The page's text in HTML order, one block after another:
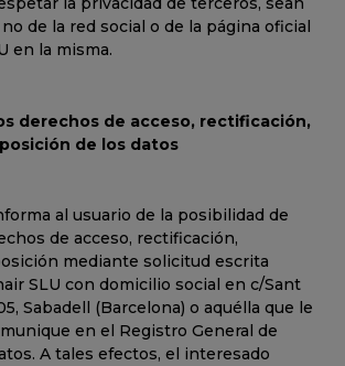
de la red social o de la página oficial
en la misma.
derechos de acceso, rectificación,
de los datos
al usuario de la posibilidad de
de acceso, rectificación,
mediante solicitud escrita
SLU con domicilio social en c/Sant
Sabadell (Barcelona) o aquélla que le
en el Registro General de
A tales efectos, el interesado